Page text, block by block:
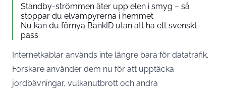
Standby-strömmen äter upp elen i smyg – så
stoppar du elvampyrerna i hemmet
Nu kan du förnya BankID utan att ha ett svenskt
pass
Internetkablar används inte längre bara för datatrafik.
Forskare använder dem nu för att upptäcka
jordbävningar, vulkanutbrott och andra